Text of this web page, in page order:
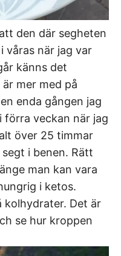
den där segheten
våras när jag var
känns det
mer med på
enda gången jag
förra veckan när jag
över 25 timmar
i benen. Rätt
man kan vara
i ketos.
Det är
se hur kroppen